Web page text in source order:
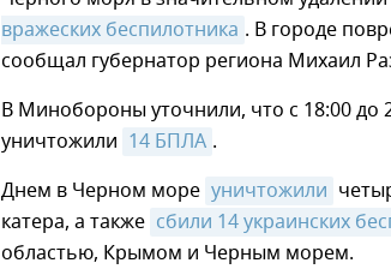
вражеских беспилотника . В городе
сообщал губернатор региона Михаил
В Минобороны уточнили, что с 18:00 до
уничтожили 14 БПЛА .
Днем в Черном море уничтожили
катера, а также сбили 14 украинских
областью, Крымом и Черным морем.